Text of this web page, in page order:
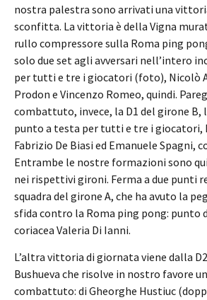
nostra palestra sono arrivati una
sconfitta. La vittoria è della Vigna
rullo compressore sulla Roma ping
solo due set agli avversari nell’intero
per tutti e tre i giocatori (foto), Nicolò
Prodon e Vincenzo Romeo, quindi.
combattuto, invece, la D1 del girone B,
punto a testa per tutti e tre i giocatori,
Fabrizio De Biasi ed Emanuele Spagni,
Entrambe le nostre formazioni sono
nei rispettivi gironi. Ferma a due punti
squadra del girone A, che ha avuto la
sfida contro la Roma ping pong: punto
coriacea Valeria Di Ianni.
L’altra vittoria di giornata viene dalla
Bushueva che risolve in nostro favore
combattuto: di Gheorghe Hustiuc